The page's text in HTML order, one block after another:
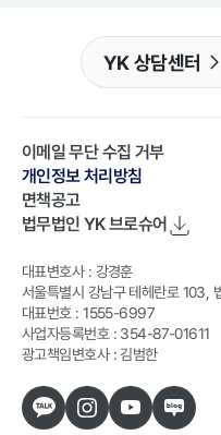
YK 상담센터
이메일 무단 수집 거부
개인정보 처리방침
면책공고
법무법인 YK브로슈어
대표변호사 : 강경훈
서울특별시 강남구 테헤란로 103,
대표번호 : 1555-6997
사업자등록번호 : 354-87-01611
광고책임변호사 : 김범한